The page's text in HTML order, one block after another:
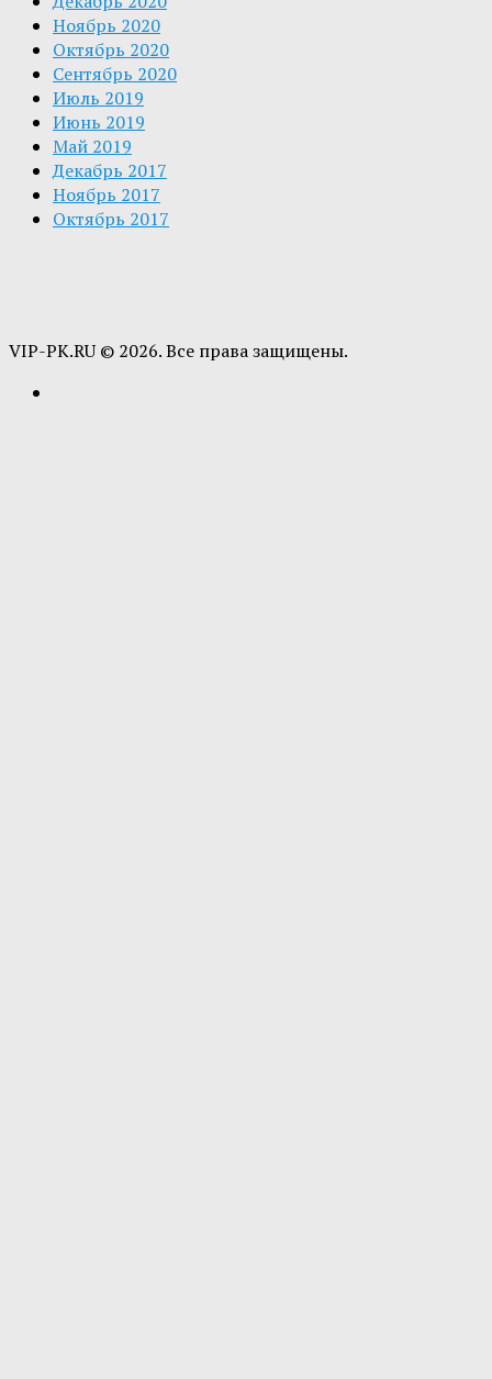
Ноябрь 2020
Октябрь 2020
Сентябрь 2020
Июль 2019
Июнь 2019
Май 2019
Декабрь 2017
Ноябрь 2017
Октябрь 2017
VIP-PK.RU © 2026. Все права защищены.